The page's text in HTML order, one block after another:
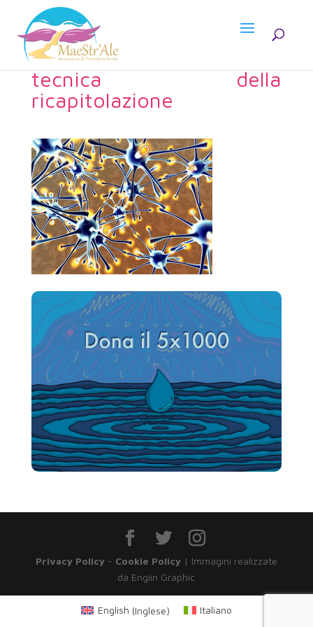
tecnica della
ricapitolazione
Privacy Policy- Cookie Policy| Immagini realizzate
da Engiin Graphic
English (Inglese) Italiano